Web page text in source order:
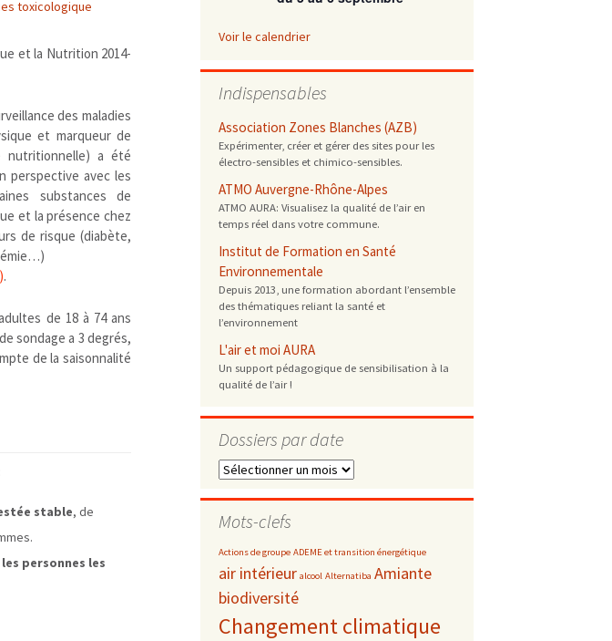
gaspillage alimentaire
modes de conservation et de cuisson
Risques majeurs
cancérigène / mutagène / reprotoxique
métaux lourds et autres
perturbateurs endocriniens
PFAS
économie circulaire
recyclage
traitements
européenne
internationale
nationale
mers et océans
superficielles et souterraines
fossiles
renouvelables / transition énergétique
surveillance sanitaire
toxicologique
femmes enceintes / enfants
toxicologique
et la Nutrition 2014-
des maladies
et marqueur de
nutritionnelle) a été
perspective avec les
substances de
et la présence chez
de risque (diabète,
.
de 18 à 74 ans
sondage a 3 degrés,
de la saisonnalité
stable, de
personnes les
Voir le calendrier
Indispensables
Association Zones Blanches (AZB)
Expérimenter, créer et gérer des sites pour les
électro-sensibles et chimico-sensibles.
ATMO Auvergne-Rhône-Alpes
ATMO AURA: Visualisez la qualité de l’air en
temps réel dans votre commune.
Institut de Formation en Santé
Environnementale
Depuis 2013, une formation abordant l’ensemble
des thématiques reliant la santé et
l’environnement
L'air et moi AURA
Un support pédagogique de sensibilisation à la
qualité de l’air !
Dossiers par date
Dossiers
date
Mots-clefs
Actions de groupe ADEME et transition énergétique
air intérieur alcool Alternatiba Amiante
biodiversité
Changement climatique